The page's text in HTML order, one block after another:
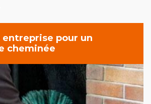
entreprise pour un
cheminée